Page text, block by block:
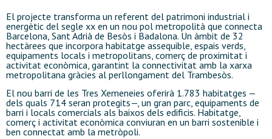
El projecte transforma un referent del patrimoni industrial i
energètic del segle xx en un nou pol metropolità que connecta
Barcelona, Sant Adrià de Besòs i Badalona. Un àmbit de 32
hectàrees que incorpora habitatge assequible, espais verds,
equipaments locals i metropolitans, comerç de proximitat i
activitat econòmica, garantint la connectivitat amb la xarxa
metropolitana gràcies al perllongament del Trambesòs.
El nou barri de les Tres Xemeneies oferirà 1.783 habitatges —
dels quals 714 seran protegits—, un gran parc, equipaments de
barri i locals comercials als baixos dels edificis. Habitatge,
comerç i activitat econòmica conviuran en un barri sostenible i
ben connectat amb la metròpoli.